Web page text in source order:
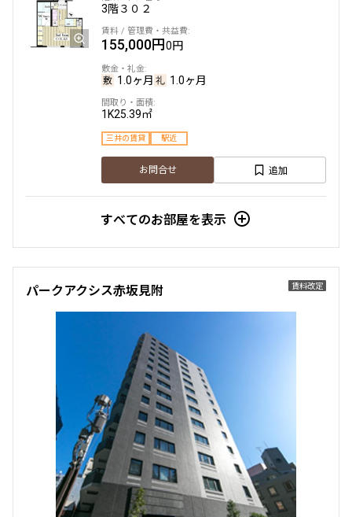
3階３０２
155,000円0円
1.0ヶ月 1.0ヶ月
1K25.39㎡
三井の賃貸 駅近
お問合せ 追加
すべてのお部屋を表示
賃料改定
パークアクシス赤坂見附